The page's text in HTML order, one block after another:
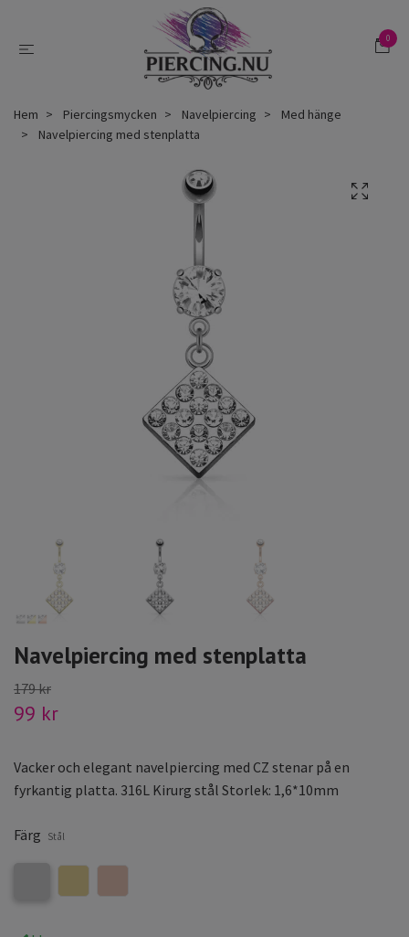
0
Hem Piercingsmycken Navelpiercing
Med hänge
Navelpiercing med stenplatta
Navelpiercing med stenplatta
179 kr
99 kr
Vacker och elegant navelpiercing med CZ stenar på en
fyrkantig platta. 316L Kirurg stål Storlek: 1,6*10mm
Färg Stål